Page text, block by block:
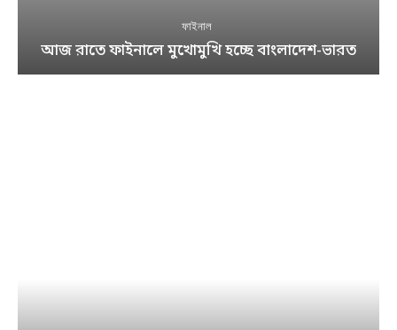
ফাইনাল
আজ রাতে ফাইনালে মুখোমুখি হচ্ছে বাংলাদেশ-ভারত